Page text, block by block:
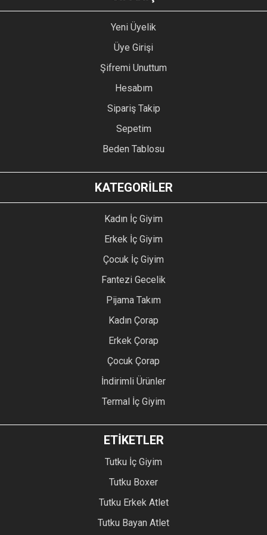
Yeni Üyelik
Üye Girişi
Şifremi Unuttum
Hesabım
Sipariş Takip
Sepetim
Beden Tablosu
KATEGORİLER
Kadın İç Giyim
Erkek İç Giyim
Çocuk İç Giyim
Fantezi Gecelik
Pijama Takım
Kadın Çorap
Erkek Çorap
Çocuk Çorap
İndirimli Ürünler
Termal İç Giyim
ETİKETLER
Tutku İç Giyim
Tutku Boxer
Tutku Erkek Atlet
Tutku Bayan Atlet